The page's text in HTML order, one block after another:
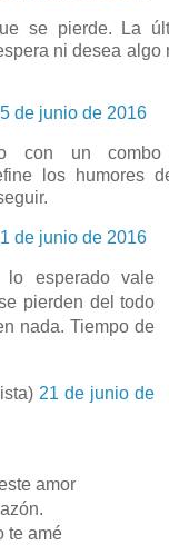
se pierde. La
ni desea algo
de junio de 2016
con un
los humores
de junio de 2016
lo esperado vale
pierden del todo
nada. Tiempo de
21 de junio de
amor
te amé